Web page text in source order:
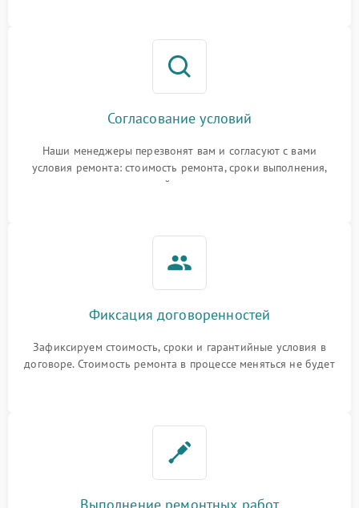
Согласование условий
Наши менеджеры перезвонят вам и согласуют с вами
условия ремонта: стоимость ремонта, сроки выполнения,
гарантийные условия
Фиксация договоренностей
Зафиксируем стоимость, сроки и гарантийные условия в
договоре. Стоимость ремонта в процессе меняться не будет